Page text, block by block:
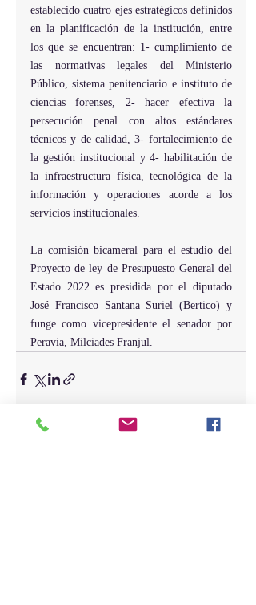
establecido cuatro ejes estratégicos definidos
en la planificación de la institución, entre
los que se encuentran: 1- cumplimiento de
las normativas legales del Ministerio
Público, sistema penitenciario e instituto de
ciencias forenses, 2- hacer efectiva la
persecución penal con altos estándares
técnicos y de calidad, 3- fortalecimiento de
la gestión institucional y 4- habilitación de
la infraestructura física, tecnológica de la
información y operaciones acorde a los
servicios institucionales.
La comisión bicameral para el estudio del
Proyecto de ley de Presupuesto General del
Estado 2022 es presidida por el diputado
José Francisco Santana Suriel (Bertico) y
funge como vicepresidente el senador por
Peravia, Milciades Franjul.